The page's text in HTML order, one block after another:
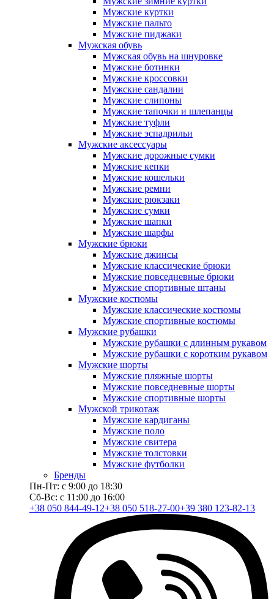
Мужские куртки
Мужские пальто
Мужские пиджаки
Мужская обувь
Мужская обувь на шнуровке
Мужские ботинки
Мужские кроссовки
Мужские сандалии
Мужские слипоны
Мужские тапочки и шлепанцы
Мужские туфли
Мужские эспадрильи
Мужские аксессуары
Мужские дорожные сумки
Мужские кепки
Мужские кошельки
Мужские ремни
Мужские рюкзаки
Мужские сумки
Мужские шапки
Мужские шарфы
Мужские брюки
Мужские джинсы
Мужские классические брюки
Мужские повседневные брюки
Мужские спортивные штаны
Мужские костюмы
Мужские классические костюмы
Мужские спортивные костюмы
Мужские рубашки
Мужские рубашки с длинным рукавом
Мужские рубашки с коротким рукавом
Мужские шорты
Мужские пляжные шорты
Мужские повседневные шорты
Мужские спортивные шорты
Мужской трикотаж
Мужские кардиганы
Мужские поло
Мужские свитера
Мужские толстовки
Мужские футболки
Бренды
Пн-Пт: с 9:00 до 18:30
Сб-Вс: с 11:00 до 16:00
+38 050 844-49-12+38 050 518-27-00+39 380 123-82-13